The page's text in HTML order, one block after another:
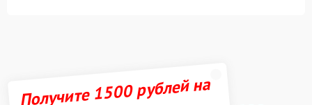
Получите 1500 рублей на